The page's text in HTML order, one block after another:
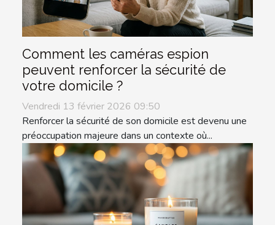
Comment les caméras espion
peuvent renforcer la sécurité de
votre domicile ?
Vendredi 13 février 2026 09:50
Renforcer la sécurité de son domicile est devenu une
préoccupation majeure dans un contexte où...